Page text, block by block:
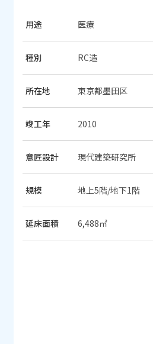
用途 医療
種別 RC造
所在地 東京都墨田区
竣工年 2010
意匠設計 現代建築研究所
規模 地上5階/地下1階
延床面積 6,488㎡